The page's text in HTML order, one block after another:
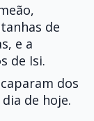
de
e a
de Isi.
dos
de hoje.